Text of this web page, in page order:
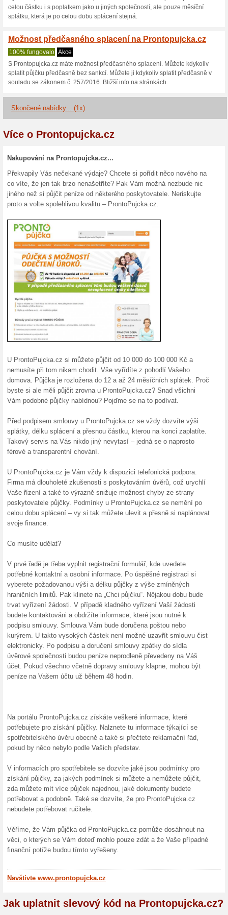
Aktuální slevy a
Rychlé schválení
100% fungovalo
Pronto půjčka je skutečně
budou převedeny peníze na
informaci, jakým způsobem
Schválení půjčky
100% fungovalo Akce
S Prontopujcka.cz nemusíte
Nemusíte dokládat výši
použití poskytnutých
Půjčka až 100 000
100% fungovalo
Vyberte v Prontopujcka.cz
je 10 000 Kč a maximální
Výhoda splácení v
Prontopujcka.cz
100% fungovalo Akce
Výhoda splácení v
splátku, která je po celou
Možnost
100% fungovalo
S Prontopujcka.cz máte
splatit půjčku předčasně bez